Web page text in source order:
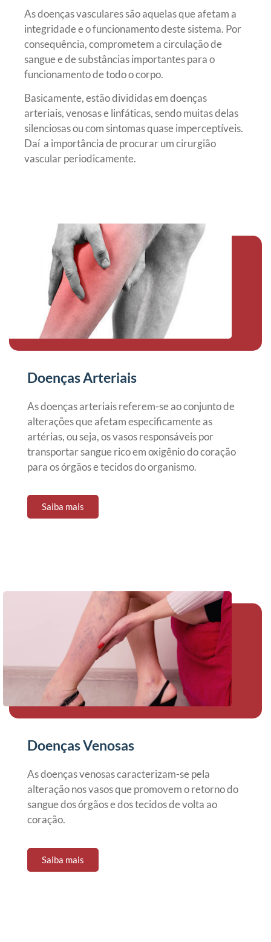
As doenças vasculares são aquelas que afetam a
integridade e o funcionamento deste sistema. Por
consequência, comprometem a circulação de
sangue e de substâncias importantes para o
funcionamento de todo o corpo.
Basicamente, estão divididas em doenças
arteriais, venosas e linfáticas, sendo muitas delas
silenciosas ou com sintomas quase imperceptíveis.
Daí a importância de procurar um cirurgião
vascular periodicamente.
Doenças Arteriais
As doenças arteriais referem-se ao conjunto de
alterações que afetam especificamente as
artérias, ou seja, os vasos responsáveis por
transportar sangue rico em oxigênio do coração
para os órgãos e tecidos do organismo.
Saiba mais
Doenças Venosas
As doenças venosas caracterizam-se pela
alteração nos vasos que promovem o retorno do
sangue dos órgãos e dos tecidos de volta ao
coração.
Saiba mais